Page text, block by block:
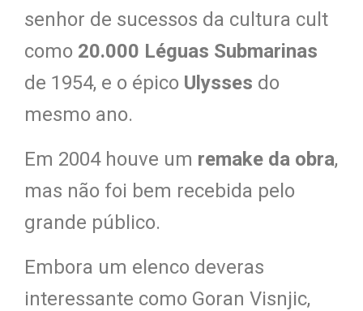
senhor de sucessos da cultura cult
como 20.000 Léguas Submarinas
de 1954, e o épico Ulysses do
mesmo ano.
Em 2004 houve um remake da obra,
mas não foi bem recebida pelo
grande público.
Embora um elenco deveras
interessante como Goran Visnjic,